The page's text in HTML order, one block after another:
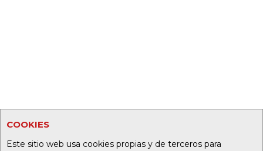
COOKIES
Este sitio web usa cookies propias y de terceros para